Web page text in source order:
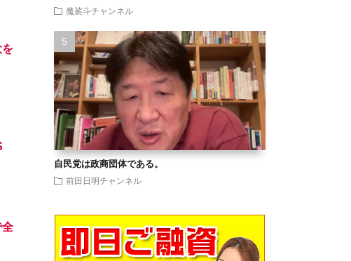
を
全
魔裟斗チャンネル
自民党は政商団体である。
前田日明チャンネル